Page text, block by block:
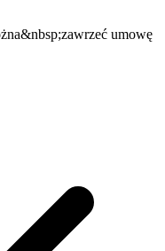
umowę